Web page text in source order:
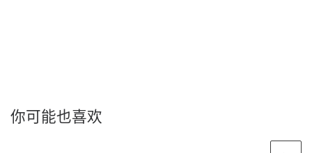
你可能也喜欢